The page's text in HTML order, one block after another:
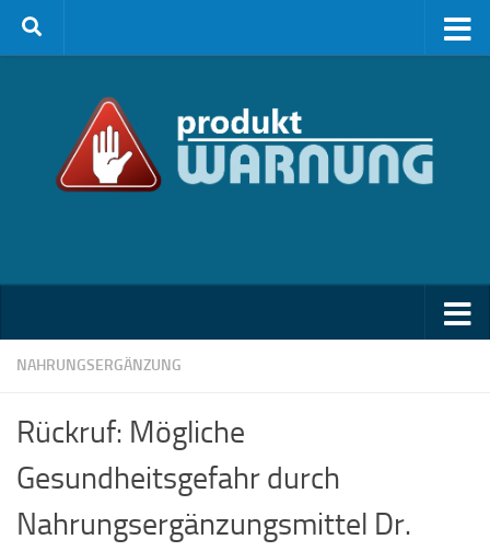
Zum Inhalt springen
NAHRUNGSERGÄNZUNG
Rückruf: Mögliche
Gesundheitsgefahr durch
Nahrungsergänzungsmittel Dr.